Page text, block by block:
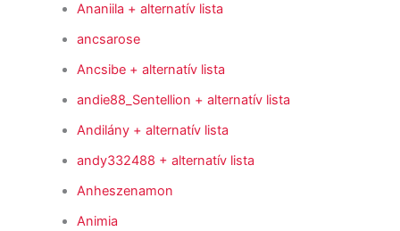
Ananiila + alternatív lista
ancsarose
Ancsibe + alternatív lista
andie88_Sentellion + alternatív lista
Andilány + alternatív lista
andy332488 + alternatív lista
Anheszenamon
Animia